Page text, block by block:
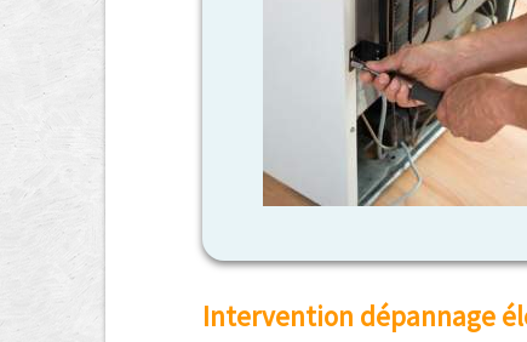
Intervention dépannage